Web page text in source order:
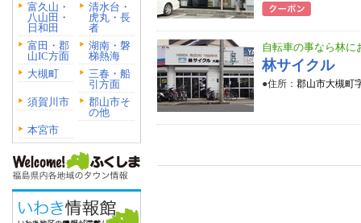
富久山・
八山田・
日和田
清水台・
虎丸・長
者
富田・郡
山IC方面
湖南・磐
梯熱海
大槻町
三春・船
引方面
須賀川市
郡山市そ
の他
本宮市
自転車の事なら林に
林サイクル
●住所： 郡山市大槻町